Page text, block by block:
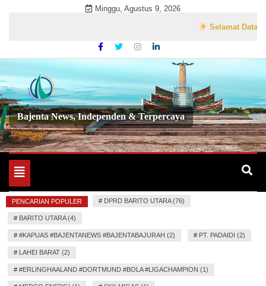
Minggu, Agustus 9, 2026
Selamat Datang di
Bajenta News, Independen & Terpercaya
Toggle
navigation
PENCARIAN POPULER # DPRD BARITO UTARA (76)
# BARITO UTARA (4)
# #KAPUAS #BAJENTANEWS #BAJENTABAJURAH (2) # PT. PADAIDI (2)
# LAHEI BARAT (2)
# #ERLINGHAALAND #DORTMUND #BOLA #LIGACHAMPION (1)